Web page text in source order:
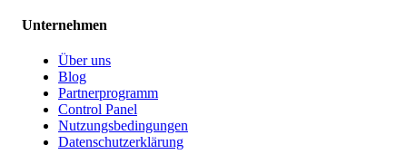
Unternehmen
Über uns
Blog
Partnerprogramm
Control Panel
Nutzungsbedingungen
Datenschutzerklärung